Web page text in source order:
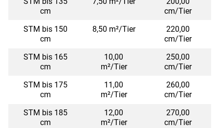
cm
cm/Tier
STM bis 150
cm
8,50 m²/Tier
220,00
cm/Tier
STM bis 165
cm
10,00
m²/Tier
250,00
cm/Tier
STM bis 175
cm
11,00
m²/Tier
260,00
cm/Tier
STM bis 185
cm
12,00
m²/Tier
270,00
cm/Tier